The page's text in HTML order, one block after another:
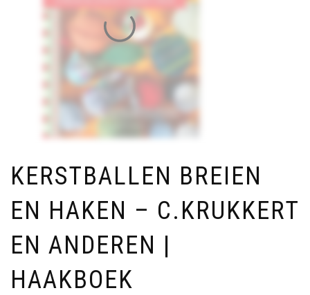
KERSTBALLEN BREIEN
EN HAKEN – C.KRUKKERT
EN ANDEREN |
HAAKBOEK